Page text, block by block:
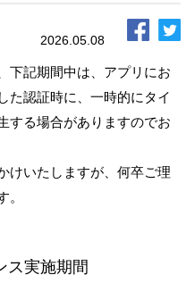
IR情報
採用
情報
ログイン
客さま向け）
ト投信
2026.05.08
下記期間中は、アプリにお
た認証時に、一時的にタイ
する場合がありますのでお
けいたしますが、何卒ご理
ス実施期間